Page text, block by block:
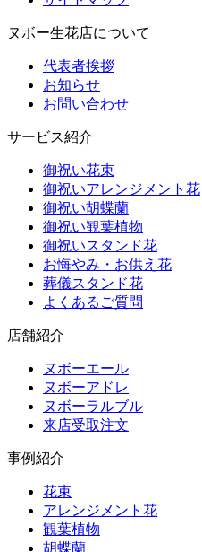
ヌボー生花店について
代表者挨拶
お知らせ
お問い合わせ
サービス紹介
御祝い花束
御祝いアレンジメント花
御祝い胡蝶蘭
御祝い観葉植物
御祝いスタンド花
お悔やみ・お供え花
葬儀スタンド花
よくあるご質問
店舗紹介
ヌボーエール
ヌボーアドレ
ヌボーラルブル
来店受取注文
事例紹介
花束
アレンジメント花
観葉植物
胡蝶蘭